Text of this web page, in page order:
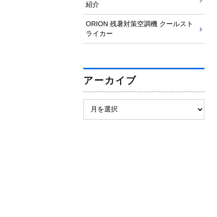
紹介
ORION 残暑対策空調機 クールスト
ライカー
アーカイブ